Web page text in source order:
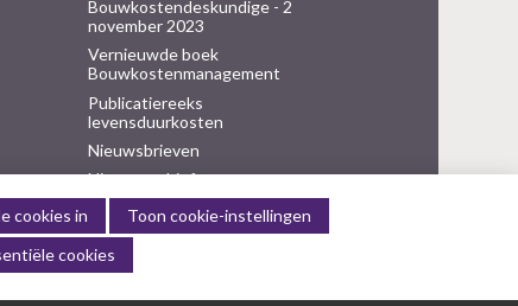
Bouwkostendeskundige - 2
november 2023
Vernieuwde boek
Bouwkostenmanagement
Publicatiereeks
levensduurkosten
Nieuwsbrieven
Nieuwsarchief
Artikelen
Verenigingsdocumenten
Columns Bernd Karstenberg
cookies in
Toon cookie-instellingen
cookies